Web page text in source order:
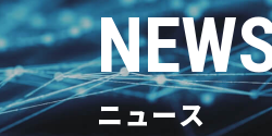
ニュース